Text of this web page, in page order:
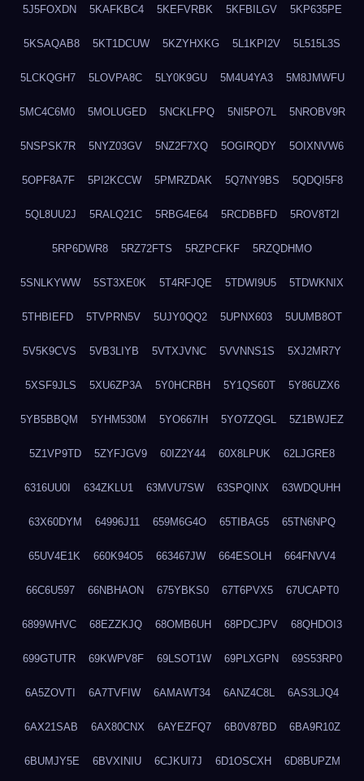
5J5FOXDN 5KAFKBC4 5KEFVRBK 5KFBILGV 5KP635PE
5KSAQAB8 5KT1DCUW 5KZYHXKG 5L1KPI2V 5L515L3S
5LCKQGH7 5LOVPA8C 5LY0K9GU 5M4U4YA3 5M8JMWFU
5MC4C6M0 5MOLUGED 5NCKLFPQ 5NI5PO7L 5NROBV9R
5NSPSK7R 5NYZ03GV 5NZ2F7XQ 5OGIRQDY 5OIXNVW6
5OPF8A7F 5PI2KCCW 5PMRZDAK 5Q7NY9BS 5QDQI5F8
5QL8UU2J 5RALQ21C 5RBG4E64 5RCDBBFD 5ROV8T2I
5RP6DWR8 5RZ72FTS 5RZPCFKF 5RZQDHMO
5SNLKYWW 5ST3XE0K 5T4RFJQE 5TDWI9U5 5TDWKNIX
5THBIEFD 5TVPRN5V 5UJY0QQ2 5UPNX603 5UUMB8OT
5V5K9CVS 5VB3LIYB 5VTXJVNC 5VVNNS1S 5XJ2MR7Y
5XSF9JLS 5XU6ZP3A 5Y0HCRBH 5Y1QS60T 5Y86UZX6
5YB5BBQM 5YHM530M 5YO667IH 5YO7ZQGL 5Z1BWJEZ
5Z1VP9TD 5ZYFJGV9 60IZ2Y44 60X8LPUK 62LJGRE8
6316UU0I 634ZKLU1 63MVU7SW 63SPQINX 63WDQUHH
63X60DYM 64996J11 659M6G4O 65TIBAG5 65TN6NPQ
65UV4E1K 660K94O5 663467JW 664ESOLH 664FNVV4
66C6U597 66NBHAON 675YBKS0 67T6PVX5 67UCAPT0
6899WHVC 68EZZKJQ 68OMB6UH 68PDCJPV 68QHDOI3
699GTUTR 69KWPV8F 69LSOT1W 69PLXGPN 69S53RP0
6A5ZOVTI 6A7TVFIW 6AMAWT34 6ANZ4C8L 6AS3LJQ4
6AX21SAB 6AX80CNX 6AYEZFQ7 6B0V87BD 6BA9R10Z
6BUMJY5E 6BVXINIU 6CJKUI7J 6D1OSCXH 6D8BUPZM